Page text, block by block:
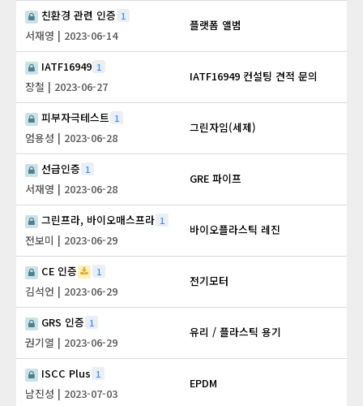
친환경 관련 인증 1
서재영 | 2023-06-14
플랫폼 앨범
IATF16949 1
장철 | 2023-06-27
IATF16949 컨설팅 견적 문의
피부자극테스트 1
엄용성 | 2023-06-28
그린자임(세제)
선급인증 1
서재영 | 2023-06-28
GRE 파이프
그린프라, 바이오매스프라 1
전보미 | 2023-06-29
바이오플라스틱 레진
CE 인증 1
김석언 | 2023-06-29
전기모터
GRS 인증 1
권기열 | 2023-06-29
유리 / 플라스틱 용기
ISCC Plus 1
남진성 | 2023-07-03
EPDM